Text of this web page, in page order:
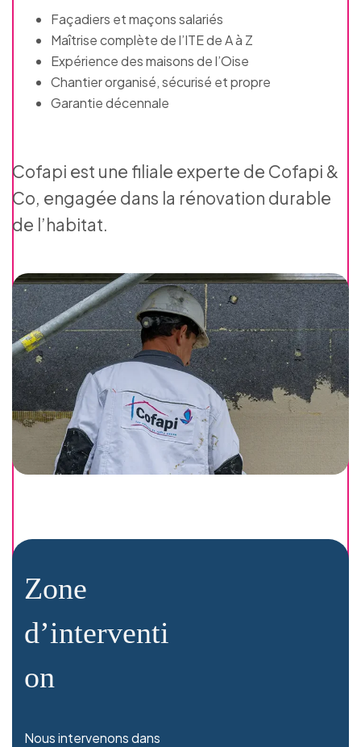
Façadiers et maçons salariés
Maîtrise complète de l’ITE de A à Z
Expérience des maisons de l’Oise
Chantier organisé, sécurisé et propre
Garantie décennale
Cofapi est une filiale experte de Cofapi &
Co, engagée dans la rénovation durable
de l’habitat.
Zone
d’interventi
on
Nous intervenons dans